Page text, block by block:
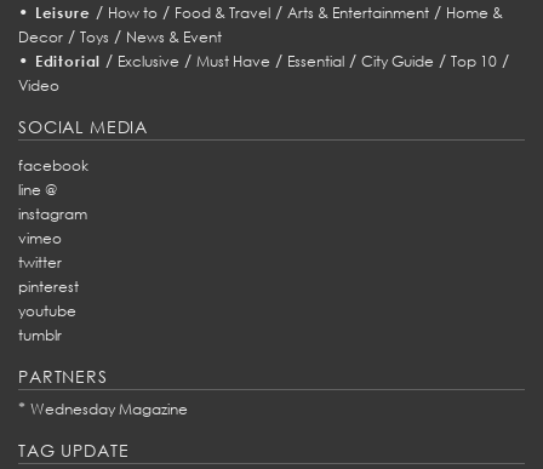
• Leisure / How to/ Food & Travel/ Arts & Entertainment/ Home &
Decor / Toys / News & Event
• Editorial / Exclusive /Must Have / Essential /City Guide /Top 10 /
Video
SOCIAL MEDIA
facebook
line @
instagram
vimeo
twitter
pinterest
youtube
tumblr
PARTNERS
* Wednesday Magazine
TAG UPDATE